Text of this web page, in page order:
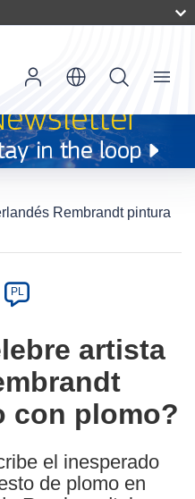
Menu
Rembrandt pintura
PL
artista
con plomo?
el inesperado
de plomo en